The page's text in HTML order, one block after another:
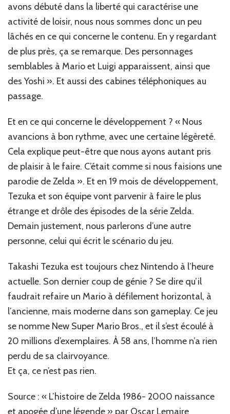
avons débuté dans la liberté qui caractérise une
activité de loisir, nous nous sommes donc un peu
lâchés en ce qui concerne le contenu. En y regardant
de plus près, ça se remarque. Des personnages
semblables à Mario et Luigi apparaissent, ainsi que
des Yoshi ». Et aussi des cabines téléphoniques au
passage.
Et en ce qui concerne le développement ? « Nous
avancions à bon rythme, avec une certaine légèreté.
Cela explique peut-être que nous ayons autant pris
de plaisir à le faire. C’était comme si nous faisions une
parodie de Zelda ». Et en 19 mois de développement,
Tezuka et son équipe vont parvenir à faire le plus
étrange et drôle des épisodes de la série Zelda.
Demain justement, nous parlerons d’une autre
personne, celui qui écrit le scénario du jeu.
Takashi Tezuka est toujours chez Nintendo à l’heure
actuelle. Son dernier coup de génie ? Se dire qu’il
faudrait refaire un Mario à défilement horizontal, à
l’ancienne, mais moderne dans son gameplay. Ce jeu
se nomme New Super Mario Bros., et il s’est écoulé à
20 millions d’exemplaires. À 58 ans, l’homme n’a rien
perdu de sa clairvoyance.
Et ça, ce n’est pas rien.
Source : « L’histoire de Zelda 1986- 2000 naissance
et apogée d’une légende » par Oscar Lemaire